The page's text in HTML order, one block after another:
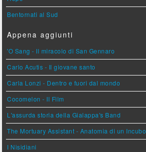
Bentornati al Sud
Appena aggiunti
'O Sang - Il miracolo di San Gennaro
Carlo Acutis - Il giovane santo
Carla Lonzi - Dentro e fuori dal mondo
Cocomelon - Il Film
L'assurda storia della Gialappa's Band
The Mortuary Assistant - Anatomia di un Incubo
I Nisidiani